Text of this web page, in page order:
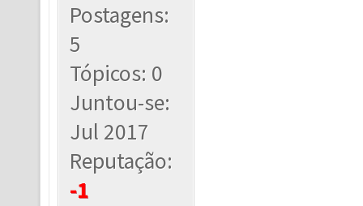
Postagens:
5
Tópicos: 0
Juntou-se:
Jul 2017
Reputação:
-1